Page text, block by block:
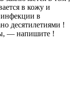
в кожу и
в
десятилетиями !
— напишите !